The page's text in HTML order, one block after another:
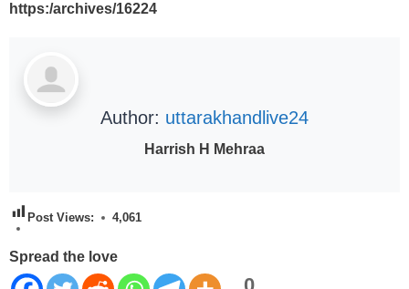
https:/archives/16224
Author: uttarakhandlive24
Harrish H Mehraa
Post Views: 4,061
Spread the love